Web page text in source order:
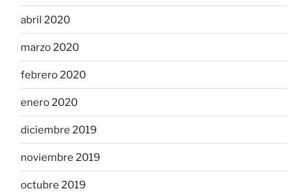
abril 2020
marzo 2020
febrero 2020
enero 2020
diciembre 2019
noviembre 2019
octubre 2019